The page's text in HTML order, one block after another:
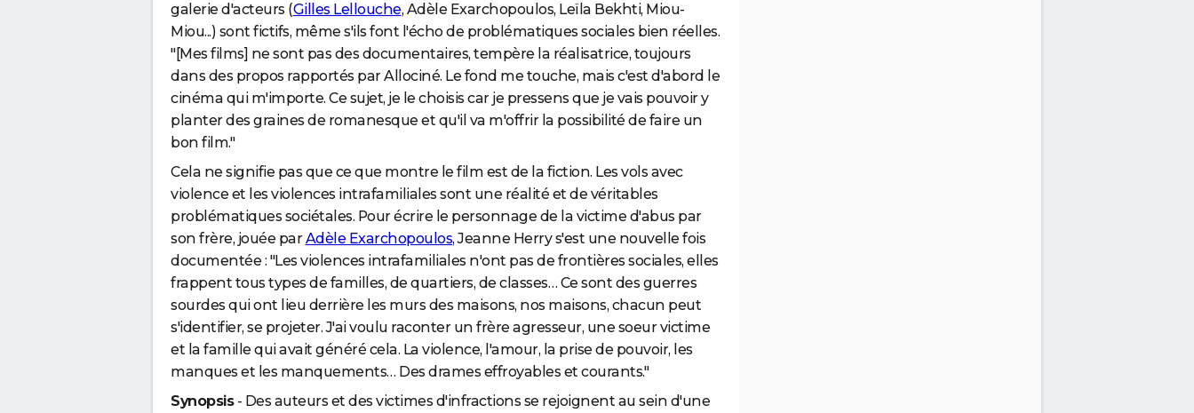
galerie d'acteurs (Gilles Lellouche, Adèle Exarchopoulos, Leïla Bekhti, Miou-
Miou...) sont fictifs, même s'ils font l'écho de problématiques sociales bien réelles.
"[Mes films] ne sont pas des documentaires, tempère la réalisatrice, toujours
dans des propos rapportés par Allociné. Le fond me touche, mais c'est d'abord le
cinéma qui m'importe. Ce sujet, je le choisis car je pressens que je vais pouvoir y
planter des graines de romanesque et qu'il va m'offrir la possibilité de faire un
bon film."
Cela ne signifie pas que ce que montre le film est de la fiction. Les vols avec
violence et les violences intrafamiliales sont une réalité et de véritables
problématiques sociétales. Pour écrire le personnage de la victime d'abus par
son frère, jouée parAdèle Exarchopoulos, Jeanne Herry s'est une nouvelle fois
documentée : "Les violences intrafamiliales n'ont pas de frontières sociales, elles
frappent tous types de familles, de quartiers, de classes… Ce sont des guerres
sourdes qui ont lieu derrière les murs des maisons, nos maisons, chacun peut
s'identifier, se projeter. J'ai voulu raconter un frère agresseur, une soeur victime
et la famille qui avait généré cela. La violence, l'amour, la prise de pouvoir, les
manques et les manquements… Des drames effroyables et courants."
Synopsis- Des auteurs et des victimes d'infractions se rejoignent au sein d'une